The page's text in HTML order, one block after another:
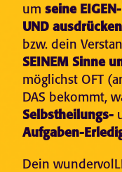
umseine
UND ausdrücken
bzw. dein
SEINEM Sinne
möglichst OFT
DAS bekommt,
Selbstheilungs-
Aufgaben-
Dein